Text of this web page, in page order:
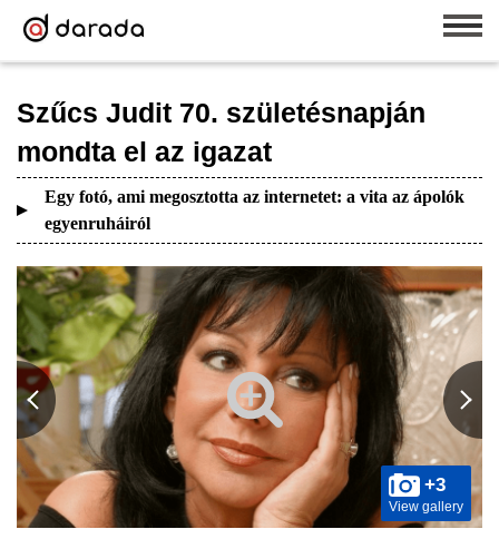
Szűcs Judit 70. születésnapján
mondta el az igazat
Egy fotó, ami megosztotta az internetet: a vita az ápolók
egyenruháiról
+3
View gallery